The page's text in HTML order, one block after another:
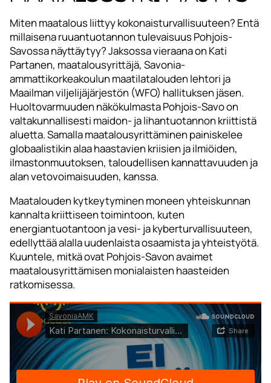
Miten maatalous liittyy kokonaisturvallisuuteen? Entä
millaisena ruuantuotannon tulevaisuus Pohjois-
Savossa näyttäytyy? Jaksossa vieraana on Kati
Partanen, maatalousyrittäjä, Savonia-
ammattikorkeakoulun maatilatalouden lehtori ja
Maailman viljelijäjärjestön (WFO) hallituksen jäsen.
Huoltovarmuuden näkökulmasta Pohjois-Savo on
valtakunnallisesti maidon- ja lihantuotannon kriittistä
aluetta. Samalla maatalousyrittäminen painiskelee
globaalistikin alaa haastavien kriisien ja ilmiöiden,
ilmastonmuutoksen, taloudellisen kannattavuuden ja
alan vetovoimaisuuden, kanssa.
Maatalouden kytkeytyminen moneen yhteiskunnan
kannalta kriittiseen toimintoon, kuten
energiantuotantoon ja vesi- ja kyberturvallisuuteen,
edellyttää alalla uudenlaista osaamista ja yhteistyötä.
Kuuntele, mitkä ovat Pohjois-Savon avaimet
maatalousyrittämisen monialaisten haasteiden
ratkomisessa.